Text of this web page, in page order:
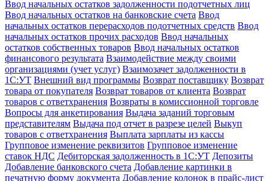
Ввод начальных остатков задолженности подотчетных лиц
Ввод начальных остатков на банковские счета Ввод
начальных остатков перерасходов подотчетных средств Ввод
начальных остатков прочих расходов Ввод начальных
остатков собственных товаров Ввод начальных остатков
финансового результата Взаимодействие между своими
организациями (учет услуг) Взаимозачет задолженности в
1С:УТ Внешний вид программы Возврат поставщику Возврат
товара от покупателя Возврат товаров от клиента Возврат
товаров с ответхранения Возвраты в комиссионной торговле
Вопросы для анкетирования Выдача заданий торговым
представителям Выдача под отчет в разрезе целей Выкуп
товаров с ответхранения Выплата зарплаты из кассы
Групповое изменение реквизитов Групповое изменение
ставок НДС Дебиторская задолженность в 1С:УТ Депозиты
Добавление банковского счета Добавление картинки в
печатную форму документа Добавление колонок в прайс-лист